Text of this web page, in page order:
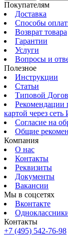
Покупателям
Доставка
Способы
Возврат товара
Гарантии
Услуги
Вопросы и
Полезное
Инструкции
Статьи
Типовой
Рекомендации
картой через сеть
Согласие на
Общие
Компания
О нас
Контакты
Реквизиты
Документы
Вакансии
Мы в соцсетях
Вконтакте
Контакты
+7 (495) 542-76-98